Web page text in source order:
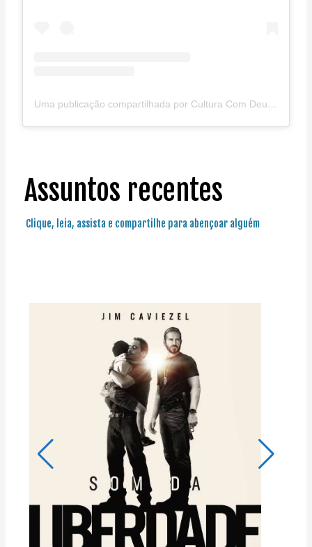
Uma publicação compartilhada por Cultura Com Deus (@culturacomdeus)
Assuntos recentes
Clique, leia, assista e compartilhe para abençoar alguém